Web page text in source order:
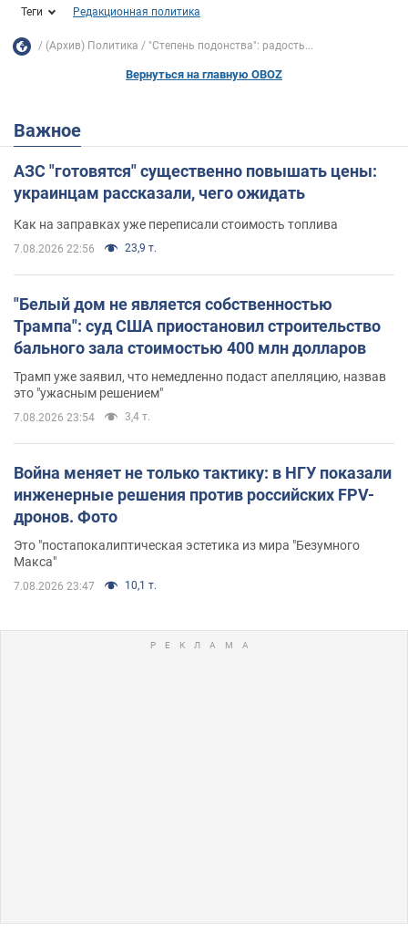
Теги Редакционная политика
(Архив) Политика "Степень подонства": радость...
Вернуться на главную OBOZ
Важное
АЗС "готовятся" существенно повышать цены:
украинцам рассказали, чего ожидать
Как на заправках уже переписали стоимость топлива
7.08.2026 22:56 23,9 т.
"Белый дом не является собственностью
Трампа": суд США приостановил строительство
бального зала стоимостью 400 млн долларов
Трамп уже заявил, что немедленно подаст апелляцию, назвав
это "ужасным решением"
7.08.2026 23:54 3,4 т.
Война меняет не только тактику: в НГУ показали
инженерные решения против российских FPV-
дронов. Фото
Это "постапокалиптическая эстетика из мира "Безумного
Макса"
7.08.2026 23:47 10,1 т.